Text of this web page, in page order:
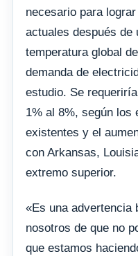
necesario para
actuales después de
temperatura global
demanda de
estudio. Se
1% al 8%, según los
existentes y el
con Arkansas,
extremo superior.
«Es una advertencia
nosotros de que no
que estamos